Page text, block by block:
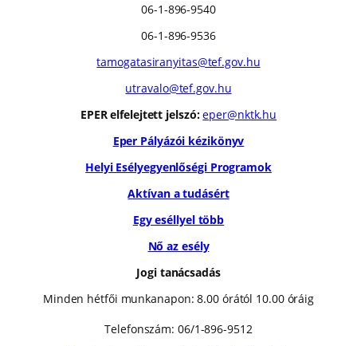
06-1-896-9540
06-1-896-9536
tamogatasiranyitas@tef.gov.hu
utravalo@tef.gov.hu
EPER elfelejtett jelszó: eper@nktk.hu
Eper Pályázói kézikönyv
Helyi Esélyegyenlőségi Programok
Aktívan a tudásért
Egy eséllyel több
Nő az esély
Jogi tanácsadás
Minden hétfői munkanapon: 8.00 órától 10.00 óráig
Telefonszám: 06/1-896-9512